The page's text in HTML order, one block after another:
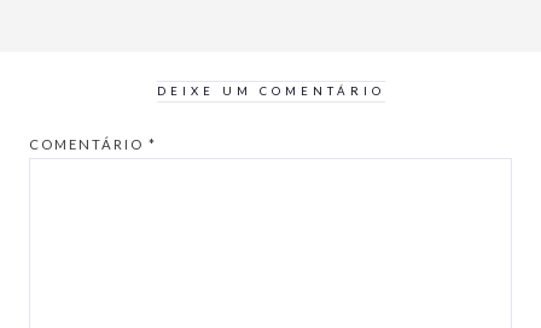
DEIXE UM COMENTÁRIO
COMENTÁRIO *